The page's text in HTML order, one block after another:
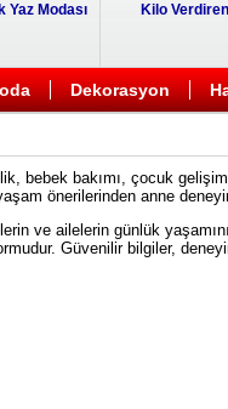
Yaz Modası Kilo
Dekorasyon
bebek bakımı, çocuk
önerilerinden anne
ve ailelerin günlük
Güvenilir bilgiler,